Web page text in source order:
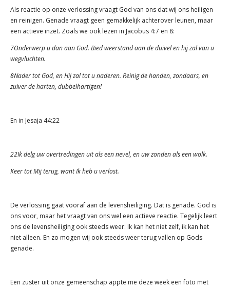
Als reactie op onze verlossing vraagt God van ons dat wij ons heiligen
en reinigen. Genade vraagt geen gemakkelijk achterover leunen, maar
een actieve inzet. Zoals we ook lezen in Jacobus 4:7 en 8:
7Onderwerp u dan aan God. Bied weerstand aan de duivel en hij zal van u
wegvluchten.
8Nader tot God, en Hij zal tot u naderen. Reinig de handen, zondaars, en
zuiver de harten, dubbelhartigen!
En in Jesaja 44:22
22Ik delg uw overtredingen uit als een nevel, en uw zonden als een wolk.
Keer tot Mij terug, want Ik heb u verlost.
De verlossing gaat vooraf aan de levensheiliging. Dat is genade. God is
ons voor, maar het vraagt van ons wel een actieve reactie. Tegelijk leert
ons de levensheiliging ook steeds weer: Ik kan het niet zelf, ik kan het
niet alleen. En zo mogen wij ook steeds weer terug vallen op Gods
genade.
Een zuster uit onze gemeenschap appte me deze week een foto met